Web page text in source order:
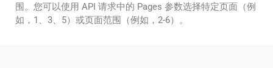
围。您可以使用 API 请求中的 Pages 参数选择特定页面（例
如，1、3、5）或页面范围（例如，2-6）。